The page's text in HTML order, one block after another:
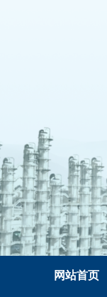
网站首页